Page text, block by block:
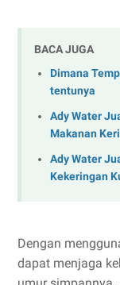
BACA JUGA
Dimana
tentunya
Ady Water
Makanan
Ady Water
Kekeringan
Dengan
dapat menjaga